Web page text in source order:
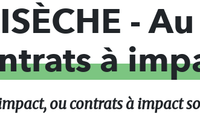
-
à
ou contrats à impact